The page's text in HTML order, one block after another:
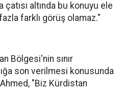
altında bu konuyu ele
farklı görüş olamaz."
Bölgesi'nin sınır
son verilmesi konusunda
Ahmed, "Biz Kürdistan